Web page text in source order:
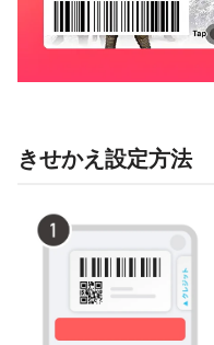
きせかえ設定方法